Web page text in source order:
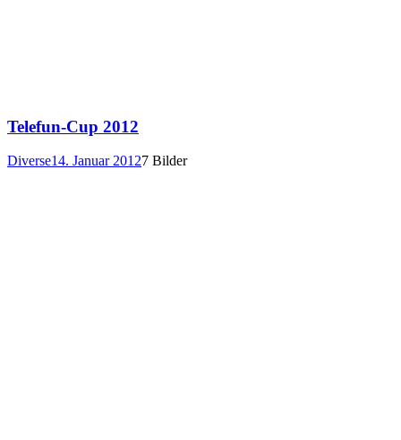
Telefun-Cup 2012
Diverse14. Januar 20127 Bilder